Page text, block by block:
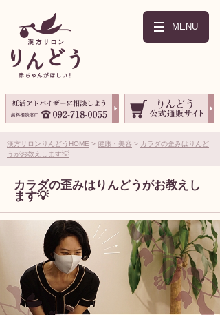
MENU
漢方サロンりんどうHOME 健康・美容
カラダの歪みはりんど
うがお教えします💡
カラダの歪みはりんどうがお教えし
ます💡